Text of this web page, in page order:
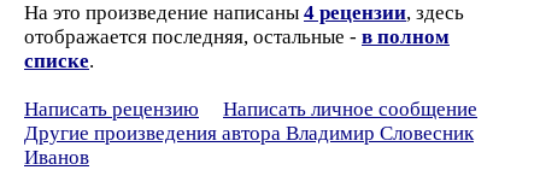
На это произведение написаны 4 рецензии, здесь
отображается последняя, остальные - в полном
списке.
Написать рецензию
Написать личное сообщение
Другие произведения автора Владимир Словесник
Иванов